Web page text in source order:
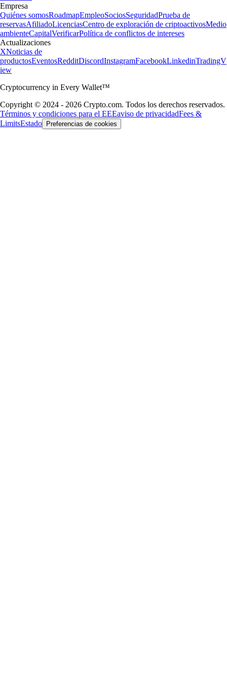
Empresa
Quiénes somosRoadmapEmpleoSociosSeguridadPrueba de
reservasAfiliadoLicenciasCentro de exploración de criptoactivosMedio
ambienteCapitalVerificarPolítica de conflictos de intereses
Actualizaciones
XNoticias de
productosEventosRedditDiscordInstagramFacebookLinkedinTradingV
iew
Cryptocurrency in Every Wallet™
Copyright © 2024 - 2026 Crypto.com. Todos los derechos reservados.
Términos y condiciones para el EEEaviso de privacidadFees &
LimitsEstado Preferencias de cookies